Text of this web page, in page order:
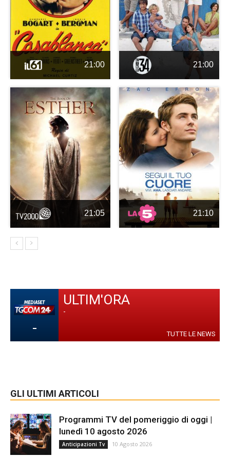
21:00 21:00
21:05 21:10
-
ULTIM'ORA
-
TUTTE LE NEWS
GLI ULTIMI ARTICOLI
Programmi TV del pomeriggio di oggi |
lunedì 10 agosto 2026
Anticipazioni Tv 10 Agosto 2026